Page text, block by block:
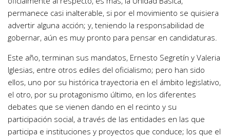
permanece casi inalterable, si por el movimiento se quisiera
advertir alguna acción; y, teniendo la responsabilidad de
gobernar, aún es muy pronto para pensar en candidaturas.
Este año, terminan sus mandatos, Ernesto Segretín y Valeria
Iglesias, entre otros ediles del oficialismo; pero han sido
ellos, uno por su histórica trayectoria en el ámbito legislativo,
el otro, por su protagonismo último, en los diferentes
debates que se vienen dando en el recinto y su
participación social, a través de las entidades en las que
participa e instituciones y proyectos que conduce; los que el